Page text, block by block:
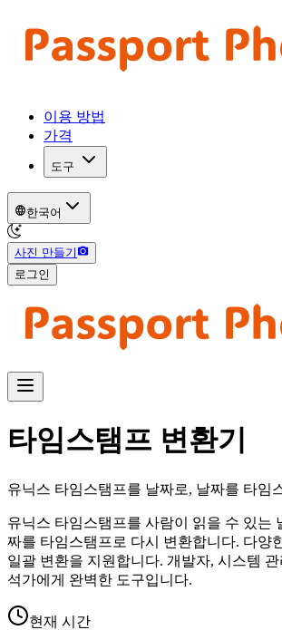
이용 방법
가격
도구
한국어
사진 만들기
로그인
타임스탬프 변환기
유닉스 타임스탬프를 날짜로, 날짜를 타임
유닉스 타임스탬프를 사람이 읽을 수 있는
짜를 타임스탬프로 다시 변환합니다. 다양
일괄 변환을 지원합니다. 개발자, 시스템
석가에게 완벽한 도구입니다.
현재 시간